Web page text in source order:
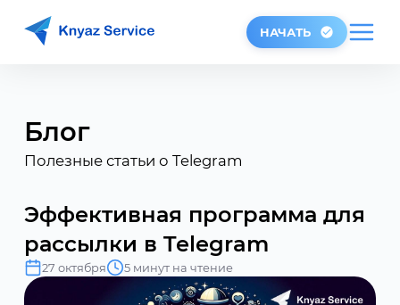
НАЧАТЬ
Блог
Полезные статьи о Telegram
Эффективная программа для
рассылки в Telegram
27 октября 5 минут на чтение